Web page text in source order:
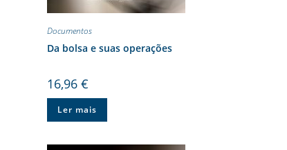
Documentos
Da bolsa e suas operações
16,96€
Ler mais